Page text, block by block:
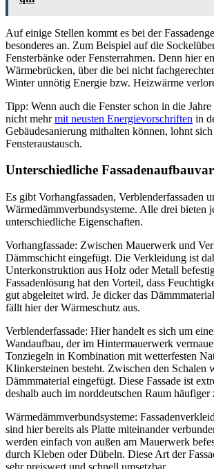
Auf einige Stellen kommt es bei der
besonderes an. Zum Beispiel auf die
Fensterbänke oder Fensterrahmen. Denn hier
Wärmebrücken, über die bei nicht
Winter unnötig Energie bzw. Heizwärme
Tipp: Wenn auch die Fenster schon in die
nicht mehrmit neusten Energievorschriften in
Gebäudesanierung mithalten können, lohnt
Fensteraustausch.
Unterschiedliche
Es gibt Vorhangfassaden, Verblenderfassaden
Wärmedämmverbundsysteme. Alle drei bieten
unterschiedliche Eigenschaften.
Vorhangfassade: Zwischen Mauerwerk und
Dämmschicht eingefügt. Die Verkleidung ist
Unterkonstruktion aus Holz oder Metall
Fassadenlösung hat den Vorteil, dass
gut abgeleitet wird. Je dicker das
fällt hier der Wärmeschutz aus.
Verblenderfassade: Hier handelt es sich um
Wandaufbau, der im Hintermauerwerk
Tonziegeln in Kombination mit wetterfesten
Klinkersteinen besteht. Zwischen den Schalen
Dämmmaterial eingefügt. Diese Fassade ist
deshalb auch im norddeutschen Raum häufiger
Wärmedämmverbundsysteme:
sind hier bereits als Platte miteinander
werden einfach von außen am Mauerwerk
durch Kleben oder Dübeln. Diese Art der
sehr preiswert und schnell umsetzbar.